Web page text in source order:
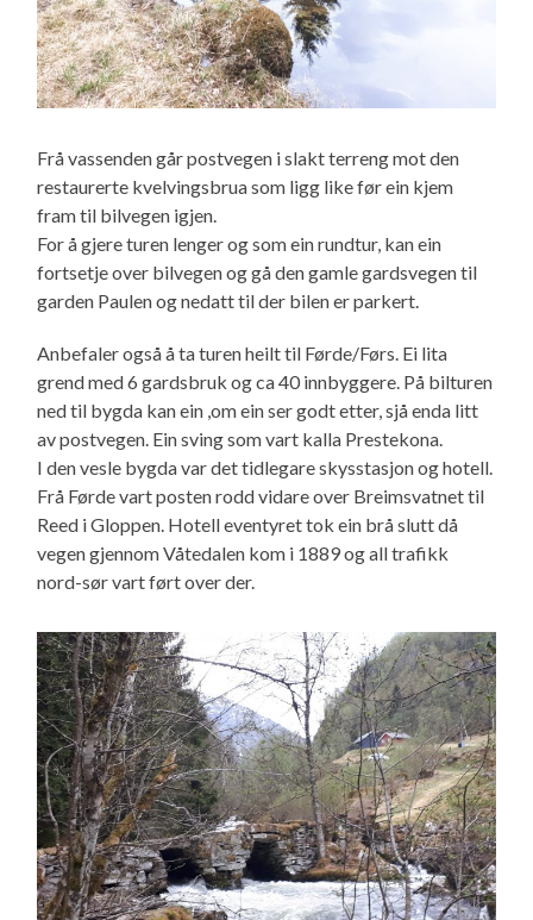
Frå vassenden går postvegen i slakt terreng mot den
restaurerte kvelvingsbrua som ligg like før ein kjem
fram til bilvegen igjen.
For å gjere turen lenger og som ein rundtur, kan ein
fortsetje over bilvegen og gå den gamle gardsvegen til
garden Paulen og nedatt til der bilen er parkert.
Anbefaler også å ta turen heilt til Førde/Førs. Ei lita
grend med 6 gardsbruk og ca 40 innbyggere. På bilturen
ned til bygda kan ein ,om ein ser godt etter, sjå enda litt
av postvegen. Ein sving som vart kalla Prestekona.
I den vesle bygda var det tidlegare skysstasjon og hotell.
Frå Førde vart posten rodd vidare over Breimsvatnet til
Reed i Gloppen. Hotell eventyret tok ein brå slutt då
vegen gjennom Våtedalen kom i 1889 og all trafikk
nord-sør vart ført over der.